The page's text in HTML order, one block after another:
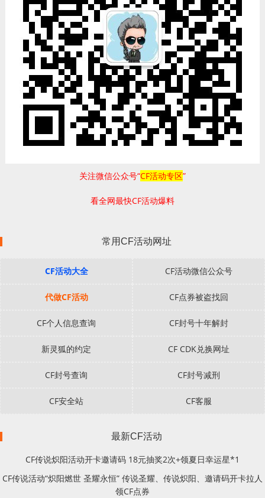
关注微信公众号“CF活动专区”
看全网最快CF活动爆料
常用CF活动网址
CF活动大全 CF活动微信公众号
代做CF活动 CF点券被盗找回
CF个人信息查询 CF封号十年解封
新灵狐的约定 CF CDK兑换网址
CF封号查询 CF封号减刑
CF安全站 CF客服
最新CF活动
CF传说炽阳活动开卡邀请码 18元抽奖2次+领夏日幸运星*1
CF传说活动“炽阳燃世 圣耀永恒” 传说圣耀、传说炽阳、邀请码开卡拉人
领CF点券